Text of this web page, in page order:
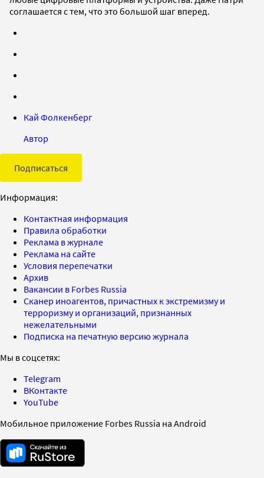
соглашается с тем, что это большой шаг вперед.
Кай Фолкенберг
Автор
Подписаться
Информация:
Контактная информация
Правила обработки
Реклама в журнале
Реклама на сайте
Условия перепечатки
Архив
Вакансии в Forbes Russia
Сканер иноагентов, причастных к экстремизму и
терроризму и организаций, признанных
нежелательными
Подписка на печатную версию журнала
Мы в соцсетях:
Telegram
ВКонтакте
YouTube
Мобильное приложение Forbes Russia на Android